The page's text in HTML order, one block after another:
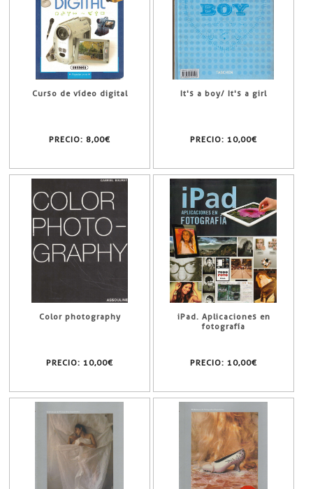
Curso de vídeo digital
PRECIO: 8,00€
It's a boy/ It's a girl
PRECIO: 10,00€
Color photography
PRECIO: 10,00€
iPad. Aplicaciones en
fotografía
PRECIO: 10,00€